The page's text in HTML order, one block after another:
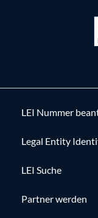
LEI Nummer
Legal Entity
LEI Suche
Partner werden